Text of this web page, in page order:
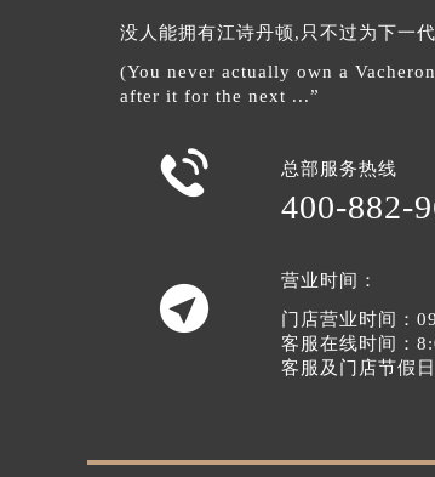
没人能拥有江诗丹顿,只不过为下一
(You never actually own a
after it for the next ...”
 总部服务热线
400-882-

营业时间：
门店营业时间：
客服在线时间：
客服及门店节假